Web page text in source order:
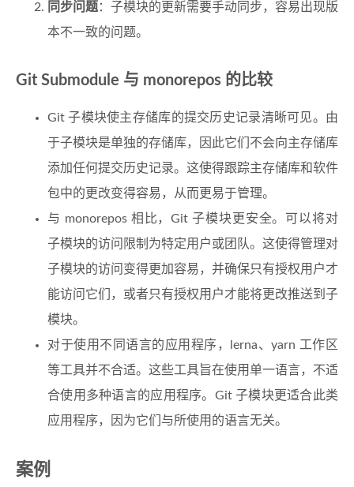
同步问题：子模块的更新需要手动同步，容易出现版
本不一致的问题。
Git Submodule 与 monorepos 的比较
Git 子模块使主存储库的提交历史记录清晰可见。由
于子模块是单独的存储库，因此它们不会向主存储库
添加任何提交历史记录。这使得跟踪主存储库和软件
包中的更改变得容易，从而更易于管理。
与 monorepos 相比，Git 子模块更安全。可以将对
子模块的访问限制为特定用户或团队。这使得管理对
子模块的访问变得更加容易，并确保只有授权用户才
能访问它们，或者只有授权用户才能将更改推送到子
模块。
对于使用不同语言的应用程序，lerna、yarn 工作区
等工具并不合适。这些工具旨在使用单一语言，不适
合使用多种语言的应用程序。Git 子模块更适合此类
应用程序，因为它们与所使用的语言无关。
案例